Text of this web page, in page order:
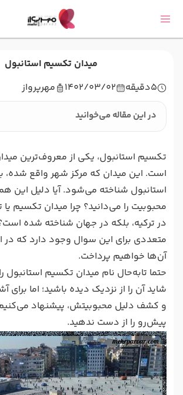
میدان تکسیم استانبول
5دقیقه 1402/03/02 مهرپرواز
در این مقاله می‌خوانید
تکسیم استانبول، یکی از معروف‌ترین
است. این میدان که مرکز شهر واقع شده،
استانبول شناخته می‌شود. آیا دلیل این
محبوبیت را می‌دانید؟ چرا میدان تکسیم
در ترکیه، بلکه در جهان شناخته شده
متعددی برای این سوال وجود دارد که در
آن‌ها خواهیم پرداخت.
حتما تابه‌حال نام میدان تکسیم استانبول
شاید آن را از نزدیک دیده باشید؛ اما برای
و کشف دلیل محبوبیتش، پیشنهاد
پیش‌رو را از دست ندهید.